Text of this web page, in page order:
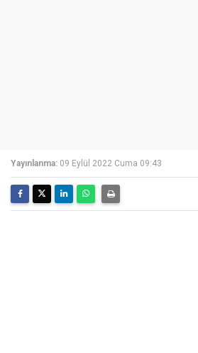
Yayınlanma: 09 Eylül 2022 Cuma 09:43